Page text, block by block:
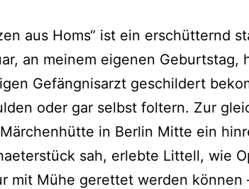
aus Homs“ ist ein erschütternd
an meinem eigenen Geburtstag,
Gefängnisarzt geschildert
oder gar selbst foltern. Zur
in Berlin Mitte ein
sah, erlebte Littell, wie
mit Mühe gerettet werden können